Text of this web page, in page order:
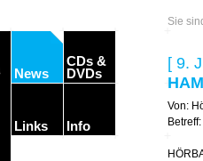
News
CDs &
DVDs
Links Info
Sie
[ 9.
Von: